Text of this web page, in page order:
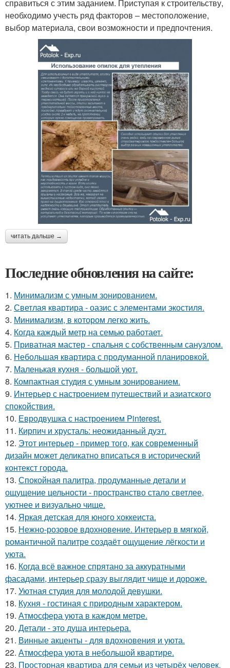
справиться с этим заданием. Приступая к строительству,
необходимо учесть ряд факторов – местоположение,
выбор материала, свои возможности и предпочтения.
читать дальше →
Последние обновления на сайте:
1. Минимализм с умным зонированием.
2. Светлая квартира - оазис с элементами экостиля.
3. Минимализм, в котором легко жить.
4. Когда каждый метр на семью работает.
5. Приватная мастер - спальня с собственным санузлом.
6. Небольшая квартира с продуманной планировкой.
7. Маленькая кухня - большой уют.
8. Компактная студия с умным зонированием.
9. Интерьер с настроением путешествий и азиатского
спокойствия.
10. Евродвушка с настроением Pinterest.
11. Кирпич и хрусталь: неожиданный дуэт.
12. Этот интерьер - пример того, как современный
дизайн может деликатно вписаться в исторический
контекст города.
13. Спокойная палитра, продуманные детали и
ощущение цельности - пространство стало светлее,
уютнее и визуально чище.
14. Яркая детская для юного хоккеиста.
15. Нежно-розовое вдохновение. Интерьер в мягкой,
романтичной палитре создаёт ощущение лёгкости и
уюта.
16. Когда всё важное спрятано за аккуратными
фасадами, интерьер сразу выглядит чище и дороже.
17. Уютная студия для молодой девушки.
18. Кухня - гостиная с природным характером.
19. Атмосфера уюта в каждом метре.
20. Детали - это душа интерьера.
21. Винные акценты - для вдохновения и уюта.
22. Атмосфера уюта в небольшой квартире.
23. Просторная квартира для семьи из четырёх человек.